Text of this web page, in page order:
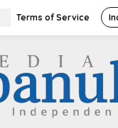
Terms of Service